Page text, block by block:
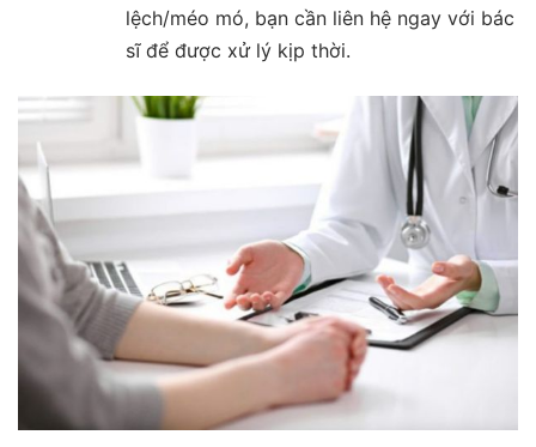
lệch/méo mó, bạn cần liên hệ ngay với bác
sĩ để được xử lý kịp thời.